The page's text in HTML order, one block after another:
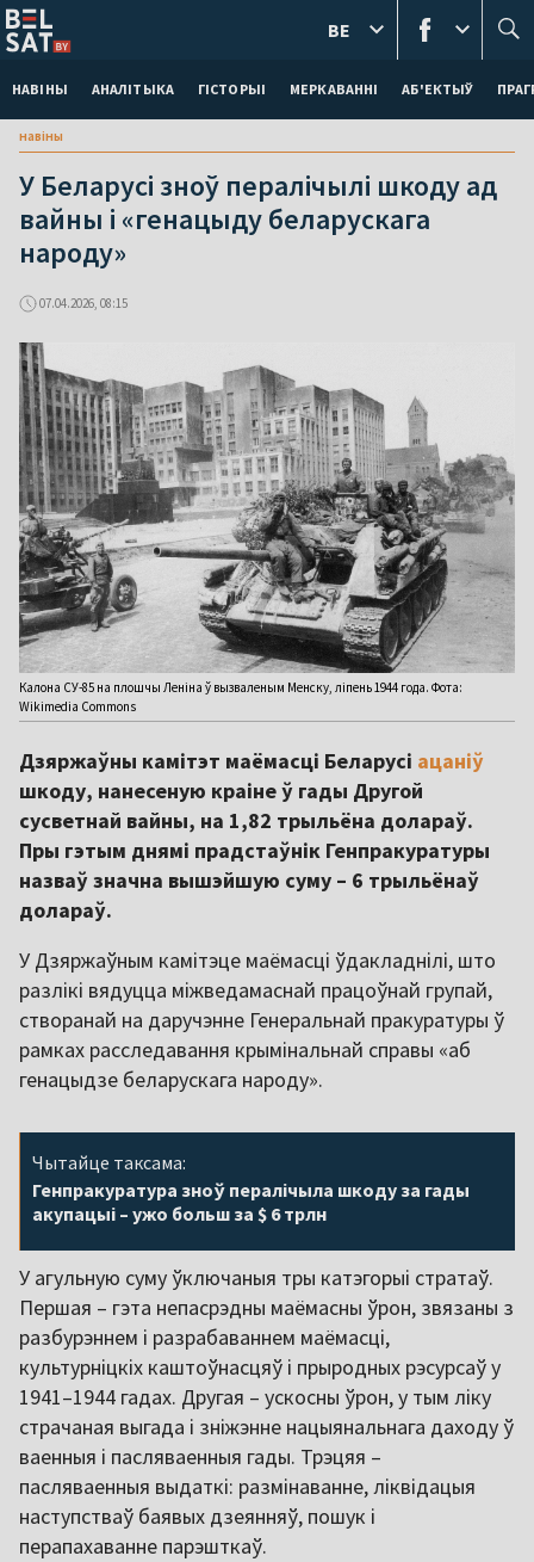
НАВІНЫ АНАЛІТЫКА ГІСТОРЫІ МЕРКАВАННI АБ'ЕКТЫЎ
BE
навіны
У Беларусі зноў пералічылі шкоду ад
вайны і «генацыду беларускага
народу»
07.04.2026, 08:15
Калона СУ-85 на плошчы Леніна ў вызваленым Менску, ліпень 1944 года. Фота:
Wikimedia Commons
Дзяржаўны камітэт маёмасці Беларусі ацаніў
шкоду, нанесеную краіне ў гады Другой
сусветнай вайны, на 1,82 трыльёна долараў.
Пры гэтым днямі прадстаўнік Генпракуратуры
назваў значна вышэйшую суму – 6 трыльёнаў
долараў.
У Дзяржаўным камітэце маёмасці ўдакладнілі, што
разлікі вядуцца міжведамаснай працоўнай групай,
створанай на даручэнне Генеральнай пракуратуры ў
рамках расследавання крымінальнай справы «аб
генацыдзе беларускага народу».
Чытайце таксама:
Генпракуратура зноў пералічыла шкоду за гады
акупацыі – ужо больш за $ 6 трлн
У агульную суму ўключаныя тры катэгорыі стратаў.
Першая – гэта непасрэдны маёмасны ўрон, звязаны з
разбурэннем і разрабаваннем маёмасці,
культурніцкіх каштоўнасцяў і прыродных рэсурсаў у
1941–1944 гадах. Другая – ускосны ўрон, у тым ліку
страчаная выгада і зніжэнне нацыянальнага даходу ў
ваенныя і пасляваенныя гады. Трэцяя –
пасляваенныя выдаткі: размінаванне, ліквідацыя
наступстваў баявых дзеянняў, пошук і
перапахаванне парэшткаў.